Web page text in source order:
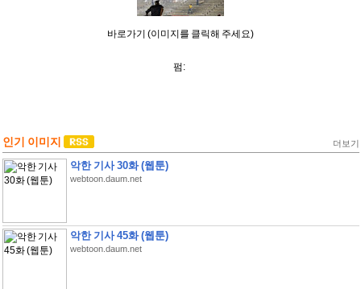
바로가기 (이미지를 클릭해 주세요)
펌:
인기 이미지 더보기
악한 기사 30화 (웹툰)
webtoon.daum.net
악한 기사 45화 (웹툰)
webtoon.daum.net